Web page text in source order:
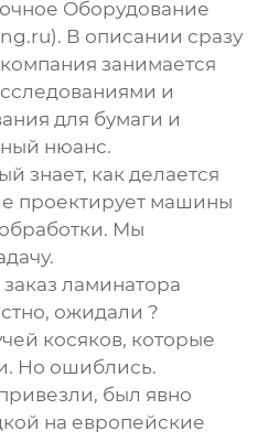
Оборудование
). В описании сразу
занимается
и
для бумаги и
нюанс.
знает, как делается
проектирует машины
Мы
ламинатора
ожидали ?
косяков, которые
Но ошиблись.
был явно
на европейские